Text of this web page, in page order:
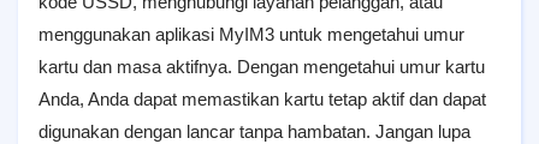
menggunakan aplikasi MyIM3 untuk mengetahui umur
kartu dan masa aktifnya. Dengan mengetahui umur kartu
Anda, Anda dapat memastikan kartu tetap aktif dan dapat
digunakan dengan lancar tanpa hambatan. Jangan lupa